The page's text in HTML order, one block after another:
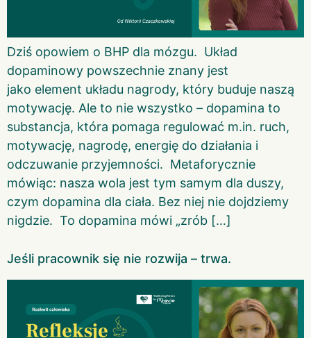
Dziś opowiem o BHP dla mózgu. Układ
dopaminowy powszechnie znany jest
jako element układu nagrody, który buduje naszą
motywację. Ale to nie wszystko – dopamina to
substancja, która pomaga regulować m.in. ruch,
motywację, nagrodę, energię do działania i
odczuwanie przyjemności. Metaforycznie
mówiąc: nasza wola jest tym samym dla duszy,
czym dopamina dla ciała. Bez niej nie dojdziemy
nigdzie. To dopamina mówi „zrób […]
Jeśli pracownik się nie rozwija – trwa.